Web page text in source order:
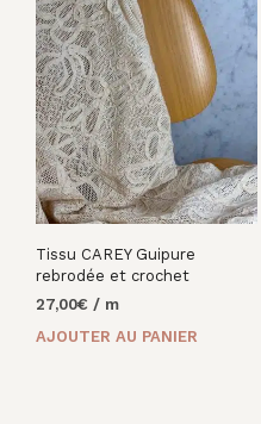
Tissu CAREY Guipure
rebrodée et crochet
27,00€ / m
AJOUTER AU PANIER